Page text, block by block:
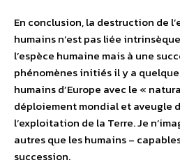
En conclusion, la destruction de
humains n’est pas liée
l’espèce humaine mais à une
phénomènes initiés il y a
humains d’Europe avec le «
déploiement mondial et aveugle
l’exploitation de la Terre. Je
autres que les humains –
succession.